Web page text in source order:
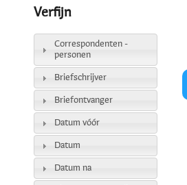
Verfijn
Correspondenten -
personen
Briefschrijver
Briefontvanger
Datum vóór
Datum
Datum na